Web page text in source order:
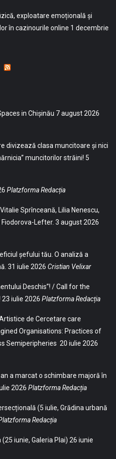
exploatare emoțională și
în cazinourile online 1 decembrie
in Chișinău 7 august 2026
divizează clasa muncitoare și nici
muncitorilor străini! 5
Platzforma Redacția
Sprînceană, Lilia Nenescu,
Lefter. 3 august 2026
șefului tău. O analiză a
31 iulie 2026 Cristian Velixar
Deschis”! / Call for the
23 iulie 2026 Platzforma Redacția
de Cercetare care
Organisations: Practices of
Semiperipheries 20 iulie 2026
a marcat o schimbare majoră în
2026 Platzforma Redacția
(5 iulie, Grădina urbană
Redacția
iunie, Galeria Plai) 26 iunie